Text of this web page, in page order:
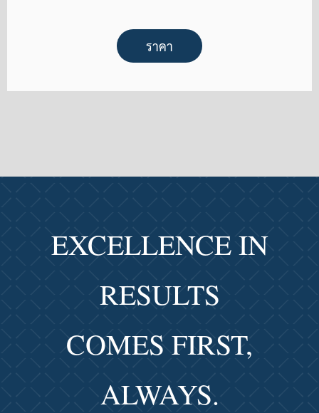
ราคา
EXCELLENCE IN
RESULTS
COMES FIRST,
ALWAYS.